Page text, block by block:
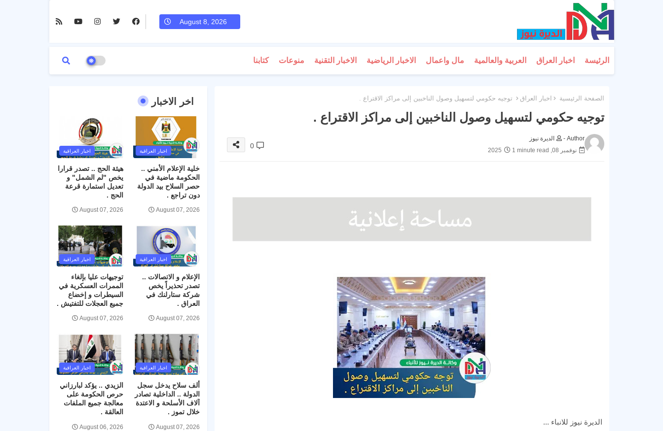
August 8, 2026
الرئيسة اخبار العراق العربية والعالمية مال واعمال الاخبار الرياضية الاخبار التقنية منوعات كتابنا
الصفحة الرئيسية اخبار العراق توجيه حكومي لتسهيل وصول الناخبين إلى مراكز الاقتراع .
توجيه حكومي لتسهيل وصول الناخبين إلى مراكز الاقتراع .
Author -
الديرة نيوز
نوفمبر 08, 2025
1 minute read
0
الديرة نيوز للانباء ...
اخر الاخبار
اخبار العراقية
خلية الإعلام الأمني ..
الحكومة ماضية في
حصر السلاح بيد الدولة
دون تراجع .
August 07, 2026
اخبار العراقية
هيئة الحج .. تصدر قرارا
يخص "لم الشمل" و
تعديل استمارة قرعة
الحج .
August 07, 2026
اخبار العراقية
الإعلام و الاتصالات ..
تصدر تحذيراً يخص
شركة ستارلنك في
العراق .
August 07, 2026
اخبار العراقية
توجيهات عليا بإلغاء
الممرات العسكرية في
السيطرات و إخضاع
جميع العجلات للتفتيش .
August 07, 2026
اخبار العراقية
ألف سلاح يدخل سجل
الدولة .. الداخلية تصادر
آلاف الأسلحة و الاعتدة
خلال تموز .
August 07, 2026
اخبار العراقية
الزيدي .. يؤكد لبارزاني
حرص الحكومة على
معالجة جميع الملفات
العالقة .
August 06, 2026